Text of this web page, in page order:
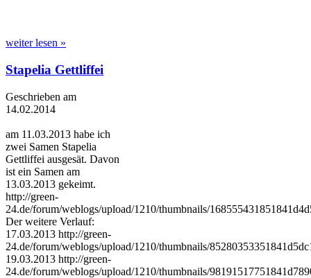
weiter lesen »
Stapelia Gettliffei
Geschrieben am
14.02.2014
am 11.03.2013 habe ich
zwei Samen Stapelia
Gettliffei ausgesät. Davon
ist ein Samen am
13.03.2013 gekeimt.
http://green-
24.de/forum/weblogs/upload/1210/thumbnails/
Der weitere Verlauf:
17.03.2013 http://green-
24.de/forum/weblogs/upload/1210/thumbnails/
19.03.2013 http://green-
24.de/forum/weblogs/upload/1210/thumbnails/